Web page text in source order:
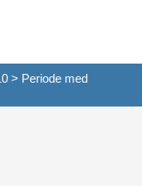
> Periode med